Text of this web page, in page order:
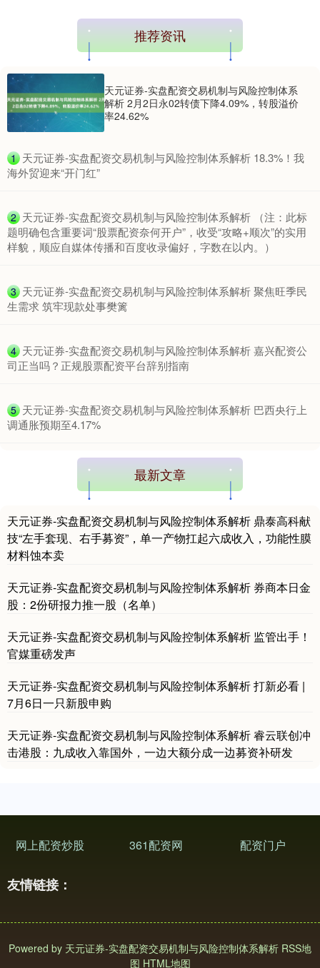
推荐资讯
天元证券-实盘配资交易机制与风险控制体系
解析 2月2日永02转债下降4.09%，转股溢价
率24.62%
1 ​天元证券-实盘配资交易机制与风险控制体系解析 18.3%！我
海外贸迎来“开门红”
2 ​天元证券-实盘配资交易机制与风险控制体系解析 （注：此标
题明确包含重要词“股票配资奈何开户”，收受“攻略+顺次”的实用
样貌，顺应自媒体传播和百度收录偏好，字数在以内。）
3 ​天元证券-实盘配资交易机制与风险控制体系解析 聚焦旺季民
生需求 筑牢现款处事樊篱
4 ​天元证券-实盘配资交易机制与风险控制体系解析 嘉兴配资公
司正当吗？正规股票配资平台辞别指南
5 ​天元证券-实盘配资交易机制与风险控制体系解析 巴西央行上
调通胀预期至4.17%
最新文章
天元证券-实盘配资交易机制与风险控制体系解析 鼎泰高科献
技“左手套现、右手募资”，单一产物扛起六成收入，功能性膜
材料蚀本卖
天元证券-实盘配资交易机制与风险控制体系解析 券商本日金
股：2份研报力推一股（名单）
天元证券-实盘配资交易机制与风险控制体系解析 监管出手！
官媒重磅发声
天元证券-实盘配资交易机制与风险控制体系解析 打新必看 |
7月6日一只新股申购
天元证券-实盘配资交易机制与风险控制体系解析 睿云联创冲
击港股：九成收入靠国外，一边大额分成一边募资补研发
网上配资炒股 361配资网 配资门户
友情链接：
Powered by 天元证券-实盘配资交易机制与风险控制体系解析 RSS地
图 HTML地图